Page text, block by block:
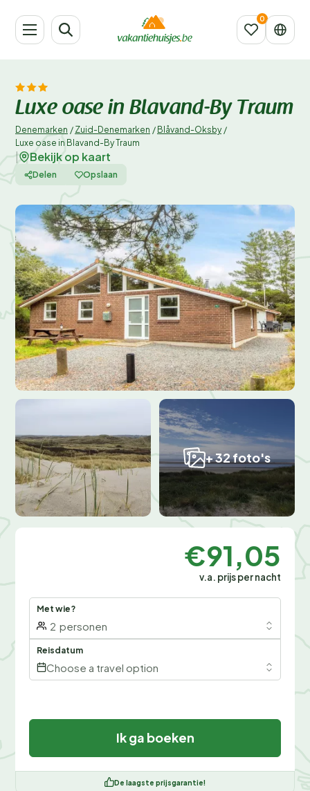
Luxe oase in Blavand-By Traum
Denemarken / Zuid-Denemarken / Blåvand-Oksby /
Luxe oase in Blavand-By Traum
Bekijk op kaart
Delen Opslaan
+ 32 foto's
€91,05
v.a. prijs per nacht
Met wie?
2 personen
Reisdatum
Choose a travel option
Ik ga boeken
De laagste prijsgarantie!